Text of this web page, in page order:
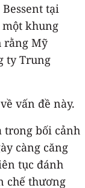
tại
khung
rằng Mỹ
ty Trung
vấn đề này.
trong bối cảnh
càng căng
tục đánh
chế thương